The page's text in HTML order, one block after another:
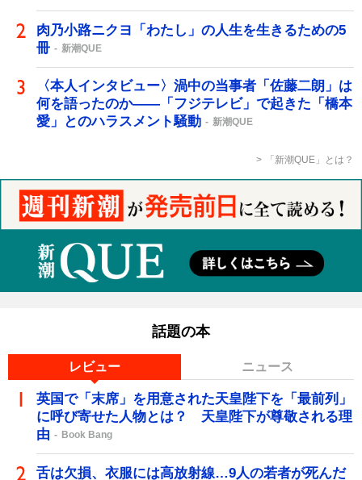
肉乃小路ニクヨ「わたし」の人生を生きるための5
冊
新潮QUE
〈本人インタビュー〉渦中の当事者「佐藤二朗」は
何を語ったのか――「フジテレビ」で起きた「橋本
愛」とのハラスメント騒動
新潮QUE
「新潮QUE」とは？
話題の本
レビュー ニュース
英国で「末席」を用意された天皇陛下を「最前列」
に呼び寄せた人物とは？ 天皇陛下が尊敬される理
由
Book Bang
舌は欠損、衣服には高放射線…9人の若者が死んだ